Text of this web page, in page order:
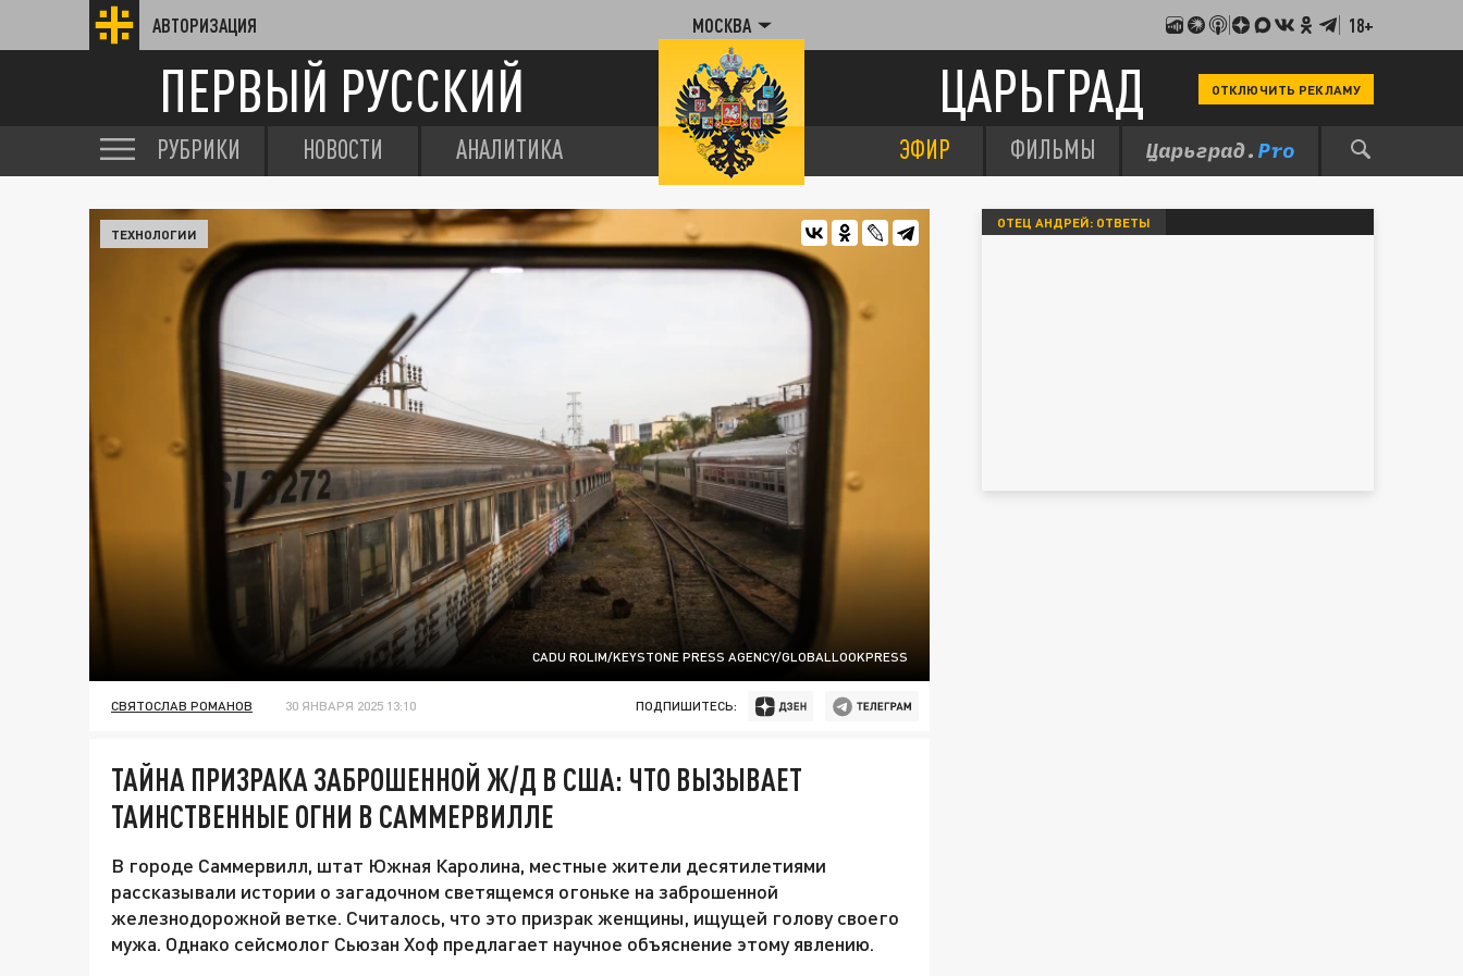
АВТОРИЗАЦИЯ МОСКВА 18+
ПЕРВЫЙ РУССКИЙ ЦАРЬГРАД ОТКЛЮЧИТЬ РЕКЛАМУ
РУБРИКИ НОВОСТИ АНАЛИТИКА ЭФИР ФИЛЬМЫ
CADU ROLIM/KEYSTONE PRESS AGENCY/GLOBALLOOKPRESS
ТЕХНОЛОГИИ
СВЯТОСЛАВ РОМАНОВ 30 ЯНВАРЯ 2025 13:10 ПОДПИШИТЕСЬ:
ТАЙНА ПРИЗРАКА ЗАБРОШЕННОЙ Ж/Д В США: ЧТО ВЫЗЫВАЕТ
ТАИНСТВЕННЫЕ ОГНИ В САММЕРВИЛЛЕ
В городе Саммервилл, штат Южная Каролина, местные жители десятилетиями
рассказывали истории о загадочном светящемся огоньке на заброшенной
железнодорожной ветке. Считалось, что это призрак женщины, ищущей голову своего
мужа. Однако сейсмолог Сьюзан Хоф предлагает научное объяснение этому явлению.
ОТЕЦ АНДРЕЙ: ОТВЕТЫ